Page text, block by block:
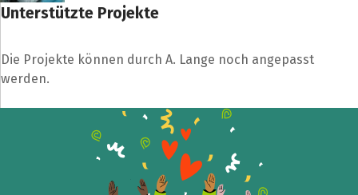
Unterstützte Projekte
Die Projekte können durch A. Lange noch angepasst
werden.
Teile die Spendenaktion